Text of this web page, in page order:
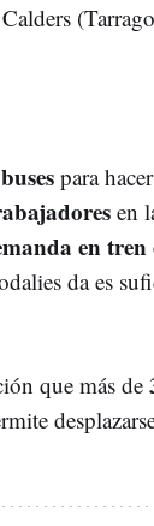
para
en
en tren
da es
que más de